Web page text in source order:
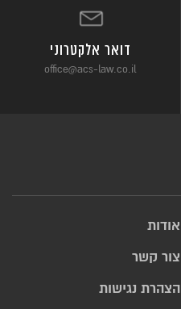
דואר אלקטרוני
office@acs-law.co.il
אודות
צור קשר
הצהרת נגישות